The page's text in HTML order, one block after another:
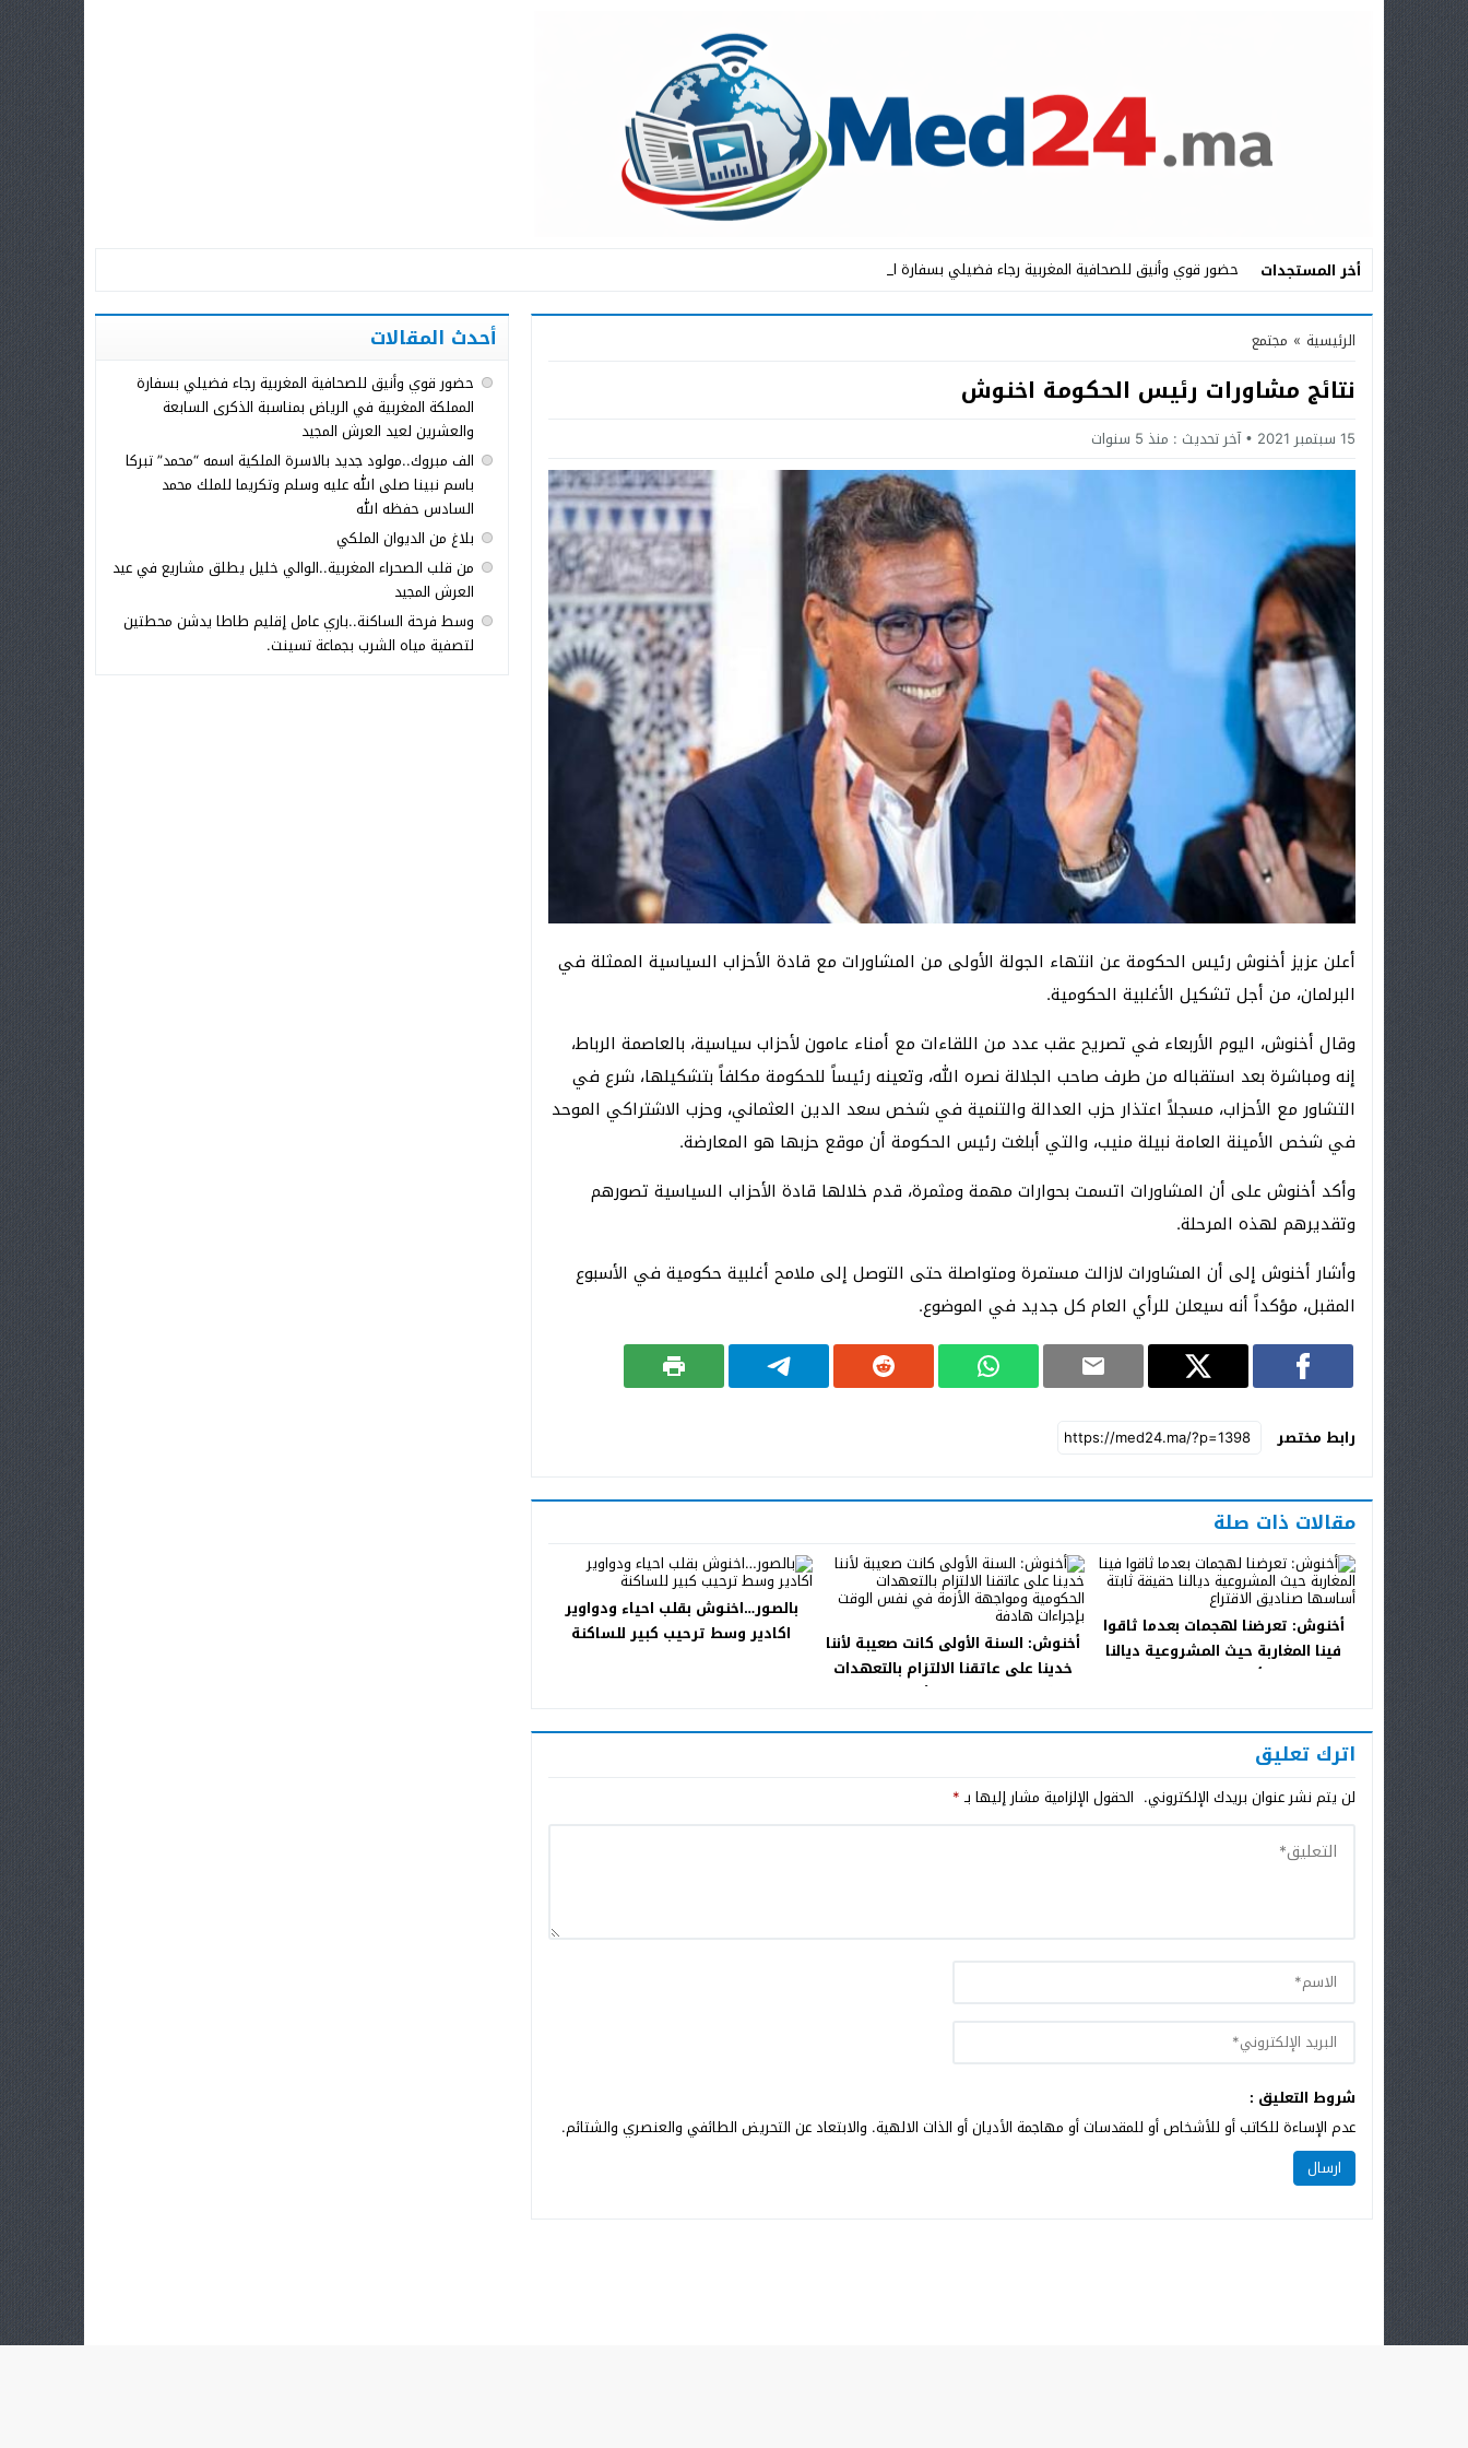
أخر المستجدات
حضور قوي وأنيق للصحافية المغربية رجاء فضيلي بسفارة المملكة ال _
Stop
Next
الرئيسية » مجتمع
نتائج مشاورات رئيس الحكومة اخنوش
15 سبتمبر 2021 آخر تحديث : منذ 5 سنوات
أعلن عزيز أخنوش رئيس الحكومة عن انتهاء الجولة الأولى من المشاورات مع قادة الأحزاب السياسية الممثلة في
البرلمان، من أجل تشكيل الأغلبية الحكومية.
وقال أخنوش، اليوم الأربعاء في تصريح عقب عدد من اللقاءات مع أمناء عامون لأحزاب سياسية، بالعاصمة الرباط،
إنه ومباشرة بعد استقباله من طرف صاحب الجلالة نصره الله، وتعينه رئيساً للحكومة مكلفاً بتشكيلها، شرع في
التشاور مع الأحزاب، مسجلاً اعتذار حزب العدالة والتنمية في شخص سعد الدين العثماني، وحزب الاشتراكي الموحد
في شخص الأمينة العامة نبيلة منيب، والتي أبلغت رئيس الحكومة أن موقع حزبها هو المعارضة.
وأكد أخنوش على أن المشاورات اتسمت بحوارات مهمة ومثمرة، قدم خلالها قادة الأحزاب السياسية تصورهم
وتقديرهم لهذه المرحلة.
وأشار أخنوش إلى أن المشاورات لازالت مستمرة ومتواصلة حتى التوصل إلى ملامح أغلبية حكومية في الأسبوع
المقبل، مؤكداً أنه سيعلن للرأي العام كل جديد في الموضوع.
رابط مختصر
مقالات ذات صلة
أخنوش: تعرضنا لهجمات بعدما ثاقوا
فينا المغاربة حيث المشروعية ديالنا
حقيقة ثابتة أساسها صناديق الاقتراع
أخنوش: السنة الأولى كانت صعيبة لأننا
خدينا على عاتقنا الالتزام بالتعهدات
الحكومية ومواجهة الأزمة في نفس
بالصور…اخنوش بقلب احياء ودواوير
اكادير وسط ترحيب كبير للساكنة
اترك تعليق
لن يتم نشر عنوان بريدك الإلكتروني. الحقول الإلزامية مشار إليها بـ*
شروط التعليق :
عدم الإساءة للكاتب أو للأشخاص أو للمقدسات أو مهاجمة الأديان أو الذات الالهية. والابتعاد عن التحريض الطائفي والعنصري والشتائم.
أحدث المقالات
حضور قوي وأنيق للصحافية المغربية رجاء فضيلي بسفارة
المملكة المغربية في الرياض بمناسبة الذكرى السابعة
والعشرين لعيد العرش المجيد
الف مبروك..مولود جديد بالاسرة الملكية اسمه “محمد” تبركا
باسم نبينا صلى الله عليه وسلم وتكريما للملك محمد
السادس حفظه الله
بلاغ من الديوان الملكي
من قلب الصحراء المغربية..الوالي خليل يطلق مشاريع في عيد
العرش المجيد
وسط فرحة الساكنة..باري عامل إقليم طاطا يدشن محطتين
لتصفية مياه الشرب بجماعة تسينت.